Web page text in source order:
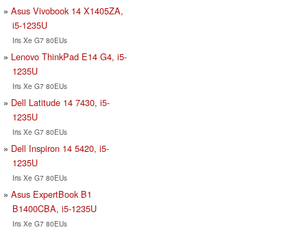
Asus Vivobook 14 X1405ZA,
i5-1235U
Iris Xe G7 80EUs
Lenovo ThinkPad E14 G4, i5-
1235U
Iris Xe G7 80EUs
Dell Latitude 14 7430, i5-
1235U
Iris Xe G7 80EUs
Dell Inspiron 14 5420, i5-
1235U
Iris Xe G7 80EUs
Asus ExpertBook B1
B1400CBA, i5-1235U
Iris Xe G7 80EUs